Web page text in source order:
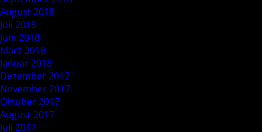
August 2018
Juli 2018
Juni 2018
März 2018
Januar 2018
Dezember 2017
November 2017
Oktober 2017
August 2017
Juli 2017